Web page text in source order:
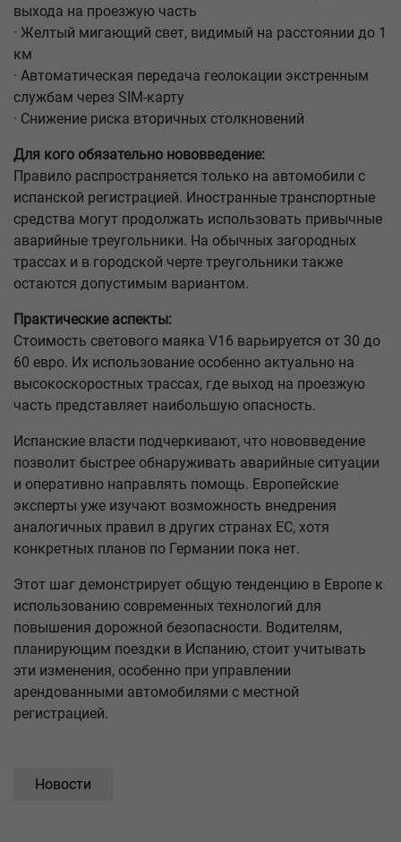
выхода на проезжую часть
· Желтый мигающий свет, видимый на расстоянии до 1
км
· Автоматическая передача геолокации экстренным
службам через SIM-карту
· Снижение риска вторичных столкновений
Для кого обязательно нововведение:
Правило распространяется только на автомобили с
испанской регистрацией. Иностранные транспортные
средства могут продолжать использовать привычные
аварийные треугольники. На обычных загородных
трассах и в городской черте треугольники также
остаются допустимым вариантом.
Практические аспекты:
Стоимость светового маяка V16 варьируется от 30 до
60 евро. Их использование особенно актуально на
высокоскоростных трассах, где выход на проезжую
часть представляет наибольшую опасность.
Испанские власти подчеркивают, что нововведение
позволит быстрее обнаруживать аварийные ситуации
и оперативно направлять помощь. Европейские
эксперты уже изучают возможность внедрения
аналогичных правил в других странах ЕС, хотя
конкретных планов по Германии пока нет.
Этот шаг демонстрирует общую тенденцию в Европе к
использованию современных технологий для
повышения дорожной безопасности. Водителям,
планирующим поездки в Испанию, стоит учитывать
эти изменения, особенно при управлении
арендованными автомобилями с местной
регистрацией.
Новости